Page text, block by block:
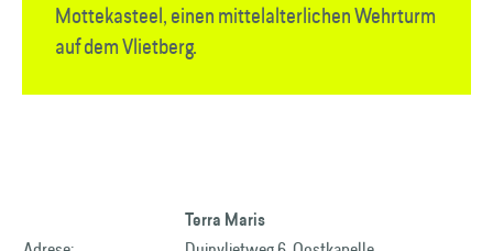
Mottekasteel, einen mittelalterlichen Wehrturm
auf dem Vlietberg.
Terra Maris